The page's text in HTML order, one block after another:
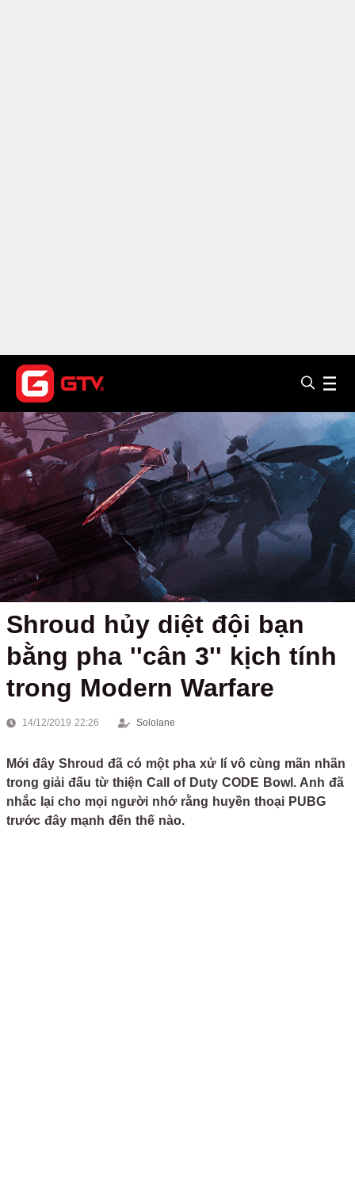
Shroud hủy diệt đội bạn
bằng pha ''cân 3'' kịch tính
trong Modern Warfare
14/12/2019 22:26 Sololane
Mới đây Shroud đã có một pha xử lí vô cùng mãn nhãn
trong giải đấu từ thiện Call of Duty CODE Bowl. Anh đã
nhắc lại cho mọi người nhớ rằng huyền thoại PUBG
trước đây mạnh đến thế nào.